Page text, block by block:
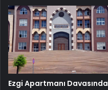
Ezgi Apartmanı Davasında